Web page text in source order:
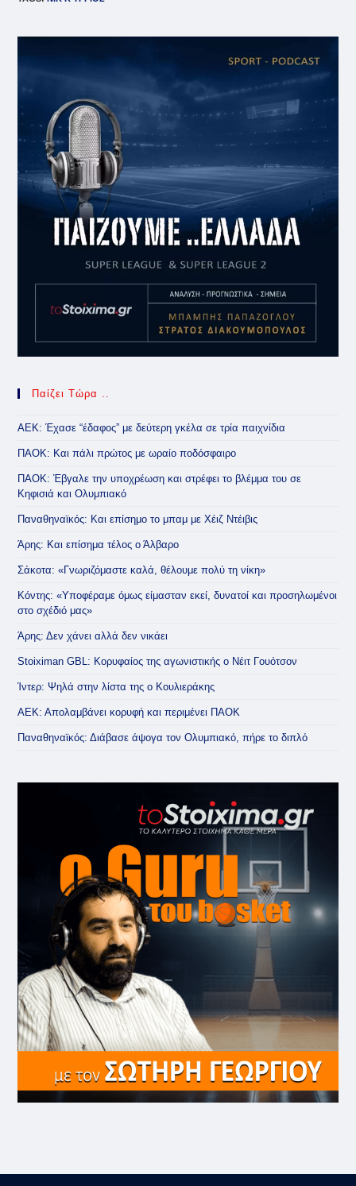
Παίζει Τώρα ..
ΑΕΚ: Έχασε “έδαφος” με δεύτερη γκέλα σε τρία παιχνίδια
ΠΑΟΚ: Και πάλι πρώτος με ωραίο ποδόσφαιρο
ΠΑΟΚ: Έβγαλε την υποχρέωση και στρέφει το βλέμμα του σε
Κηφισιά και Ολυμπιακό
Παναθηναϊκός: Και επίσημο το μπαμ με Χέιζ Ντέιβις
Άρης: Και επίσημα τέλος ο Άλβαρο
Σάκοτα: «Γνωριζόμαστε καλά, θέλουμε πολύ τη νίκη»
Κόντης: «Υποφέραμε όμως είμασταν εκεί, δυνατοί και προσηλωμένοι
στο σχέδιό μας»
Άρης: Δεν χάνει αλλά δεν νικάει
Stoiximan GBL: Κορυφαίος της αγωνιστικής ο Νέιτ Γουότσον
Ίντερ: Ψηλά στην λίστα της ο Κουλιεράκης
ΑΕΚ: Απολαμβάνει κορυφή και περιμένει ΠΑΟΚ
Παναθηναϊκός: Διάβασε άψογα τον Ολυμπιακό, πήρε το διπλό